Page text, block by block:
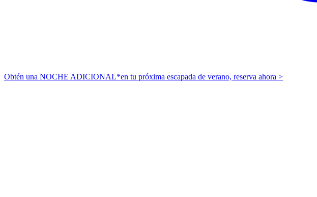
Obtén una NOCHE ADICIONAL*en tu próxima escapada de verano, reserva ahora >